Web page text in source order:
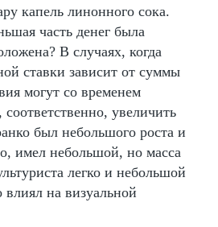
капель линонного сока.
часть денег была
В случаях, когда
ставки зависит от суммы
могут со временем
увеличить
был небольшого роста и
имел небольшой, но масса
легко и небольшой
на визуальной